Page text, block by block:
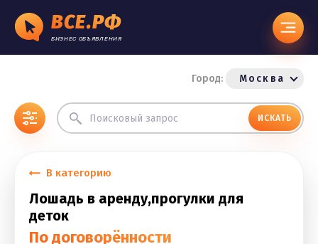
ВСЕ.РФ
БИЗНЕС ОБЪЯВЛЕНИЯ
Город: Москва
ИСКАТЬ
В категорию
Лошадь в аренду,прогулки для
деток
По договорённости